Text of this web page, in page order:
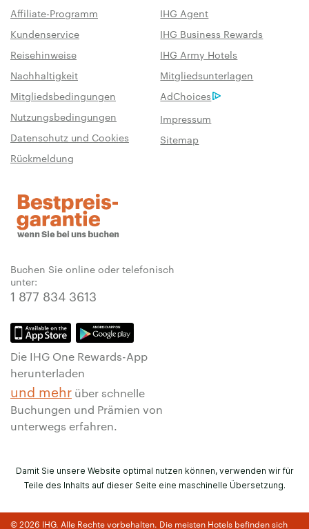
Affiliate-Programm
IHG Agent
Kundenservice
IHG Business Rewards
Reisehinweise
IHG Army Hotels
Nachhaltigkeit
Mitgliedsunterlagen
Mitgliedsbedingungen
AdChoices
Nutzungsbedingungen
Impressum
Datenschutz und Cookies
Sitemap
Rückmeldung
Buchen Sie online oder telefonisch
unter:
1 877 834 3613
Die IHG One Rewards-App
herunterladen
und mehr über schnelle
Buchungen und Prämien von
unterwegs erfahren.
Damit Sie unsere Website optimal nutzen können, verwenden wir für
Teile des Inhalts auf dieser Seite eine maschinelle Übersetzung.
© 2026 IHG. Alle Rechte vorbehalten. Die meisten Hotels befinden sich